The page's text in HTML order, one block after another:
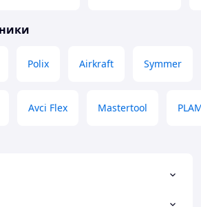
Polix Airkraft Symmer
Avci Flex Mastertool